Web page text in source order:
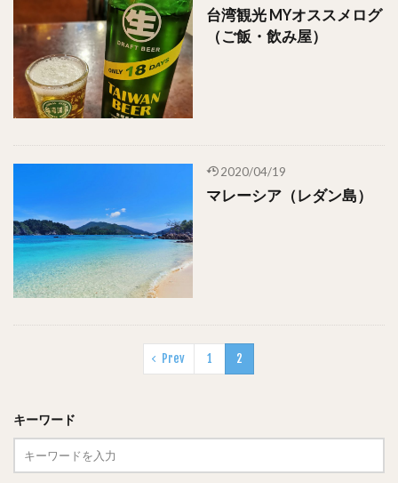
台湾観光 MYオススメログ
（ご飯・飲み屋）
2020/04/19
マレーシア（レダン島）
Prev 1 2
キーワード